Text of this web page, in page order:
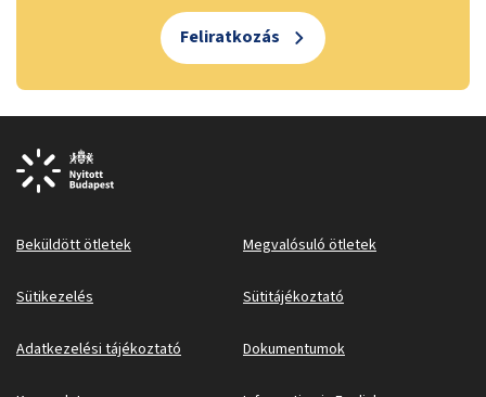
Feliratkozás
Beküldött ötletek Megvalósuló ötletek
Sütikezelés Sütitájékoztató
Adatkezelési tájékoztató Dokumentumok